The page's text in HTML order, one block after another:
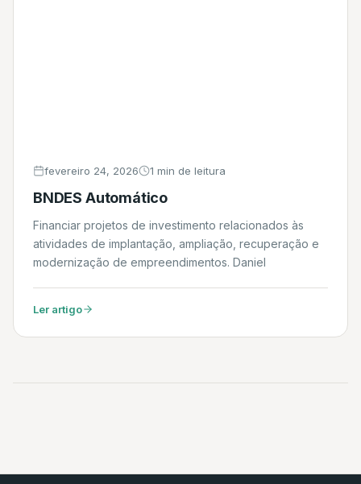
fevereiro 24, 2026 1 min de leitura
BNDES Automático
Financiar projetos de investimento relacionados às
atividades de implantação, ampliação, recuperação e
modernização de empreendimentos. Daniel
Ler artigo